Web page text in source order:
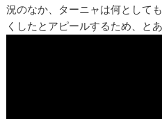
況のなか、ターニャは何として
くしたとアピールするため、と